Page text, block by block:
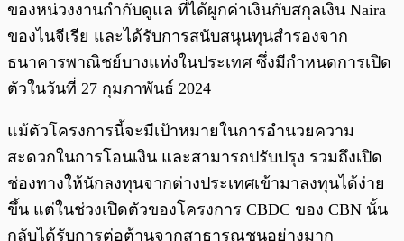
ของหน่วงงานกำกับดูแล ที่ได้ผูกค่าเงินกับสกุลเงิน Naira
ของไนจีเรีย และได้รับการสนับสนุนทุนสำรองจาก
ธนาคารพาณิชย์บางแห่งในประเทศ ซึ่งมีกำหนดการเปิด
ตัวในวันที่ 27 กุมภาพันธ์ 2024
แม้ตัวโครงการนี้จะมีเป้าหมายในการอำนวยความ
สะดวกในการโอนเงิน และสามารถปรับปรุง รวมถึงเปิด
ช่องทางให้นักลงทุนจากต่างประเทศเข้ามาลงทุนได้ง่าย
ขึ้น แต่ในช่วงเปิดตัวของโครงการ CBDC ของ CBN นั้น
กลับได้รับการต่อต้านจากสาธารณชนอย่างมาก